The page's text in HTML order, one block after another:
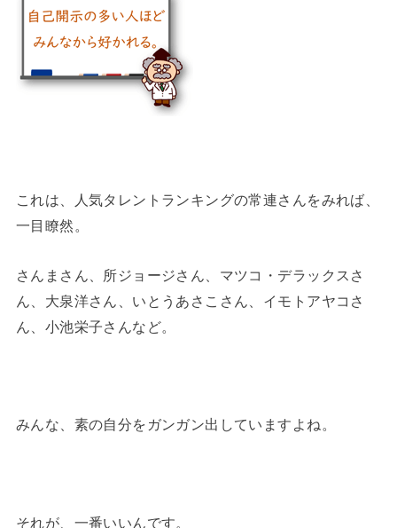
これは、人気タレントランキングの常連さんをみれば、
一目瞭然。
さんまさん、所ジョージさん、マツコ・デラックスさ
ん、大泉洋さん、いとうあさこさん、イモトアヤコさ
ん、小池栄子さんなど。
みんな、素の自分をガンガン出していますよね。
それが、一番いいんです。